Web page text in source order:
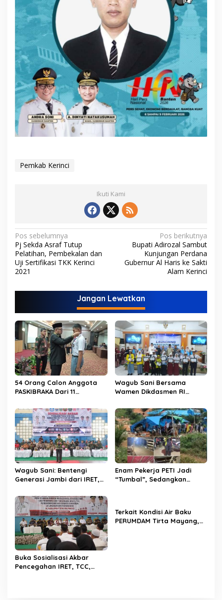
Pemkab Kerinci
Ikuti Kami
N
a
v
g
s
i
p
o
s
Pos sebelumnya
Pj Sekda Asraf Tutup
Pelatihan, Pembekalan dan
Uji Sertifikasi TKK Kerinci
2021
Pos berikutnya
Bupati Adirozal Sambut
Kunjungan Perdana
Gubernur Al Haris ke Sakti
Alam Kerinci
Jangan Lewatkan
54 Orang Calon Anggota
PASKIBRAKA Dari 11
Jambi Jalani Pemusatan
Dan Pelatihan
Wagub Sani Bersama
Wamen Dikdasmen RI
Pintar, Dorong
Transformasi Digital
Pendidikan di Jambi
Wagub Sani: Bentengi
Generasi Jambi dari IRET,
Dimulai dari Sekolah
Enam Pekerja PETI Jadi
“Tumbal”, Sedangkan
Buka Sosialisasi Akbar
Pencegahan IRET, TCC,
Terkait Kondisi Air Baku
PERUMDAM Tirta Mayang,